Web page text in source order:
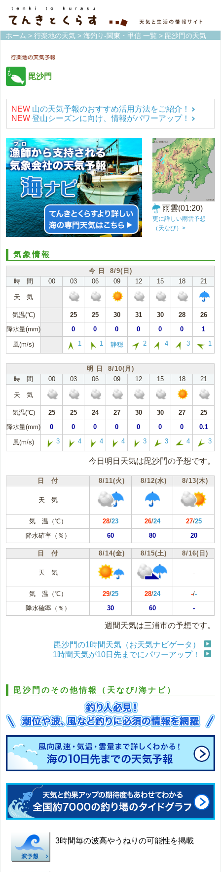
ホーム > 行楽地の天気 > 海釣り-関東・甲信 一覧 > 毘沙門の天気
毘沙門
NEW 山の天気予報のおすすめ活用方法をご紹介！
NEW 登山シーズンに向け、情報がパワーアップ！
雨雲(01:20)
更に詳しい雨雲予想
（天なび）>
気象情報
今 日 8/9(日)
時 間
00 03 06 09 12 15 18 21
天 気
気温(℃) 25 25 30 31 30 28
26
降水量(mm)
0 0 0 0 0 0 1
風(m/s) 1 1 静穏 2 4 3 1
明 日 8/10(月)
時 間
00 03 06 09 12 15 18 21
天 気
気温(℃) 25 25 24 27 30 30 27
25
降水量(mm)
0 0 0 0 0 0 0 0.1
風(m/s) 3 4 4 4 3 3 4 3
今日明日天気は毘沙門の予想です。
日 付 8/11(火) 8/12(水) 8/13(木)
天 気
気 温（℃） 28/23 26/24 27/25
降水確率（％）
60 80 20
日 付 8/14(金) 8/15(土) 8/16(日)
天 気 -
気 温（℃） 29/25 28/24 -/-
降水確率（％）
30 60 -
週間天気は三浦市の予想です。
毘沙門の1時間天気（お天気ナビゲータ）
1時間天気が10日先までにパワーアップ！
毘沙門のその他情報（天なび/海ナビ）
3時間毎の波高やうねりの可能性を掲載